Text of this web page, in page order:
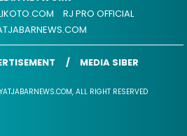
RJ PRO OFFICIAL
MEDIA SIBER
ALL RIGHT RESERVED